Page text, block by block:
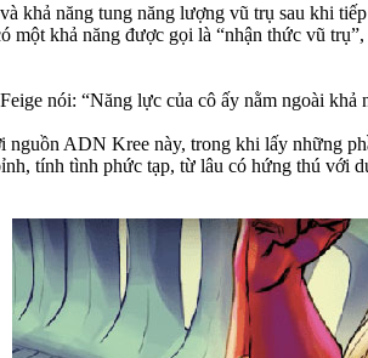
khả năng tung năng lượng vũ trụ sau khi
một khả năng được gọi là “nhận thức vũ
nói: “Năng lực của cô ấy nằm ngoài
nguồn ADN Kree này, trong khi lấy những
tính tình phức tạp, từ lâu có hứng thú với